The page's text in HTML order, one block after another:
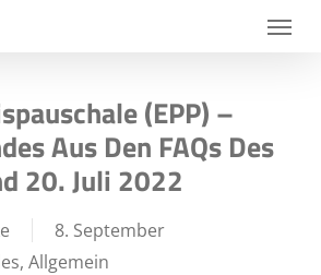
Menu
(EPP) –
Aus Den FAQs Des
20. Juli 2022
8. September
, Allgemein